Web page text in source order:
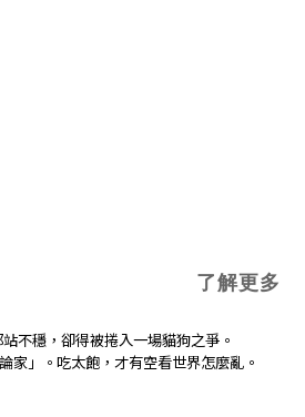
了解更多
不穩，卻得被捲入一場貓狗之爭。
家」。吃太飽，才有空看世界怎麼亂。